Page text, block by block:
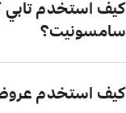
كيف استخدم تابي
سامسونيت؟
كيف استخدم